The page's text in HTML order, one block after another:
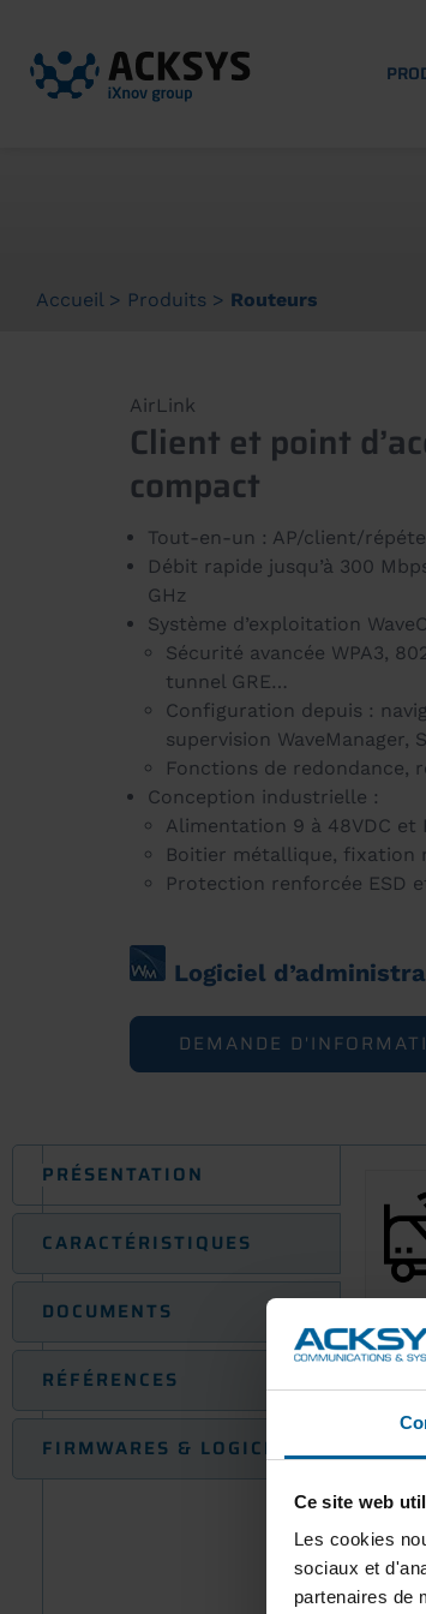
Ce site web
Les cookies
sociaux et
partenaires de
Accueil > Produits > Routeurs
AirLink
Client et point
compact
Tout-en-un : AP/client/
Débit rapide jusqu’à 300
GHz
Système d’exploitation
Sécurité avancée WPA3,
tunnel GRE…
Configuration depuis :
supervision WaveManager,
Fonctions de redondance,
Conception industrielle :
Alimentation 9 à 48VDC et
Boitier métallique, fixation
Protection renforcée ESD
Logiciel
DEMANDE
PRÉSENTATION
CARACTÉRISTIQUES
DOCUMENTS
RÉFÉRENCES
FIRMWARES & LOGICIELS
–